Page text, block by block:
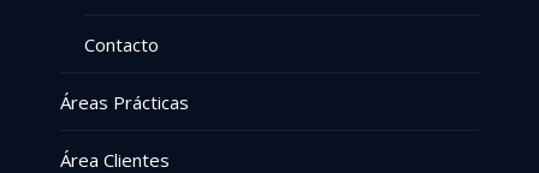
Contacto
Áreas Prácticas
Área Clientes